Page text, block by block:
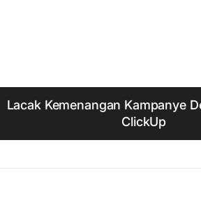
Lacak Kemenangan Kampanye
ClickUp